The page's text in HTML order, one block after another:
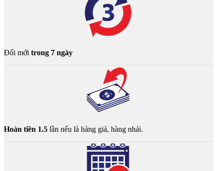
Đổi mới trong 7 ngày
Hoàn tiền 1.5 lần nếu là hàng giả, hàng nhái.